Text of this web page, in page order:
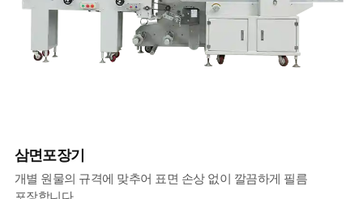
삼면포장기
개별 원물의 규격에 맞추어 표면 손상 없이 깔끔하게 필름